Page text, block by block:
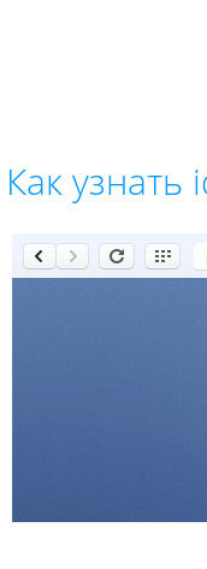
Как узнать